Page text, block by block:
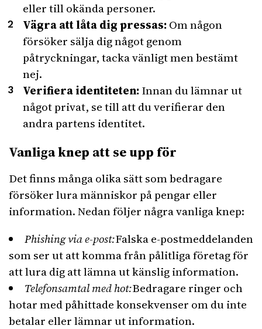
eller till okända personer.
Vägra att låta dig pressas:Om någon
försöker sälja dig något genom
påtryckningar, tacka vänligt men bestämt
nej.
Verifiera identiteten:Innan du lämnar ut
något privat, se till att du verifierar den
andra partens identitet.
Vanliga knep att se upp för
Det finns många olika sätt som bedragare
försöker lura människor på pengar eller
information. Nedan följer några vanliga knep:
Phishing via e-post:Falska e-postmeddelanden
som ser ut att komma från pålitliga företag för
att lura dig att lämna ut känslig information.
Telefonsamtal med hot:Bedragare ringer och
hotar med påhittade konsekvenser om du inte
betalar eller lämnar ut information.